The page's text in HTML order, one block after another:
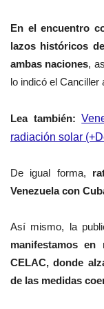
En el encuentro
lazos históricos
ambas naciones,
lo indicó el
Lea también:
radiación solar
De igual forma,
Venezuela con
Así mismo, la
manifestamos
CELAC, donde
de las medidas